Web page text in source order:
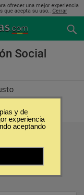
ofrecer una mejor experiencia
que acepta su uso.. Cerrar
Social
y de
experiencia
aceptando